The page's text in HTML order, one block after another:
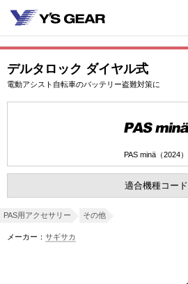
デルタロック ダイヤル式
電動アシスト自転車のバッテリー盗難対策に
PAS minä（2024）
適合機種コード
PAS用アクセサリー その他
メーカー： サギサカ